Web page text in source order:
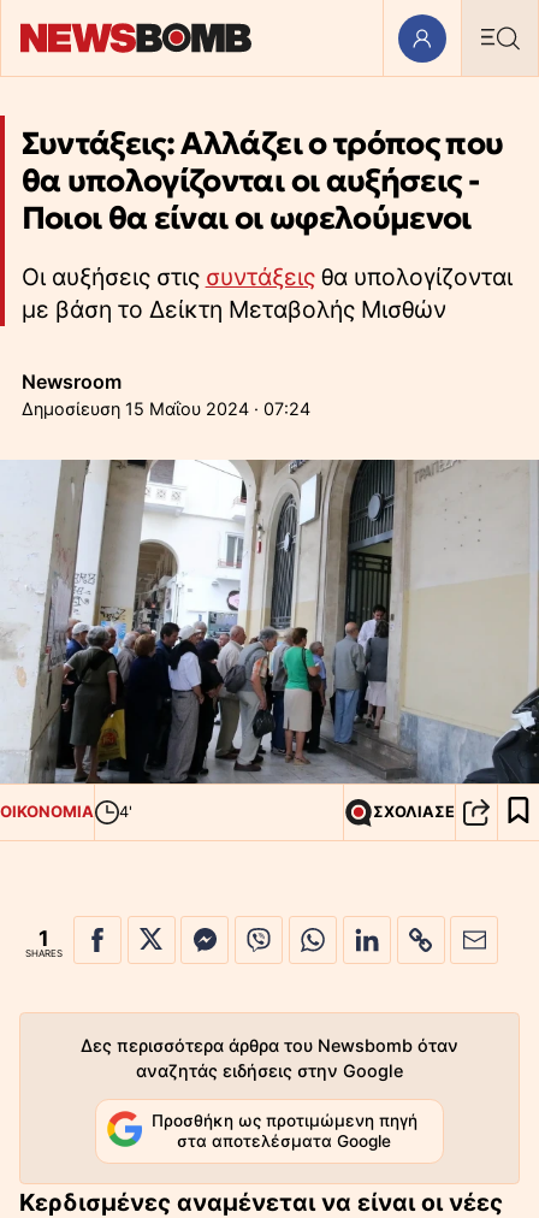
Συντάξεις: Αλλάζει ο τρόπος που
θα υπολογίζονται οι αυξήσεις -
Ποιοι θα είναι οι ωφελούμενοι
Οι αυξήσεις στις συντάξειςθα υπολογίζονται
με βάση το Δείκτη Μεταβολής Μισθών
Newsroom
15 Μαΐου 2024 · 07:24
ΟΙΚΟΝΟΜΙΑ 4' ΣΧΟΛΙΑΣΕ
1
SHARES
Δες περισσότερα άρθρα του Newsbomb όταν
αναζητάς ειδήσεις στην Google
Προσθήκη ως προτιμώμενη πηγή
στα αποτελέσματα Google
Κερδισµένες αναμένεται να είναι οι νέες